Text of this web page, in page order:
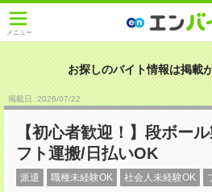
メニュー
お探しのバイト情報は掲載
掲載日 :2026/07/22
【初心者歓迎！】段ボー
フト運搬/日払いOK
派遣 職種未経験OK 社会人未経験OK